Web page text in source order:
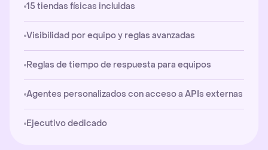
15 tiendas físicas incluidas
Visibilidad por equipo y reglas avanzadas
Reglas de tiempo de respuesta para equipos
Agentes personalizados con acceso a APIs externas
Ejecutivo dedicado